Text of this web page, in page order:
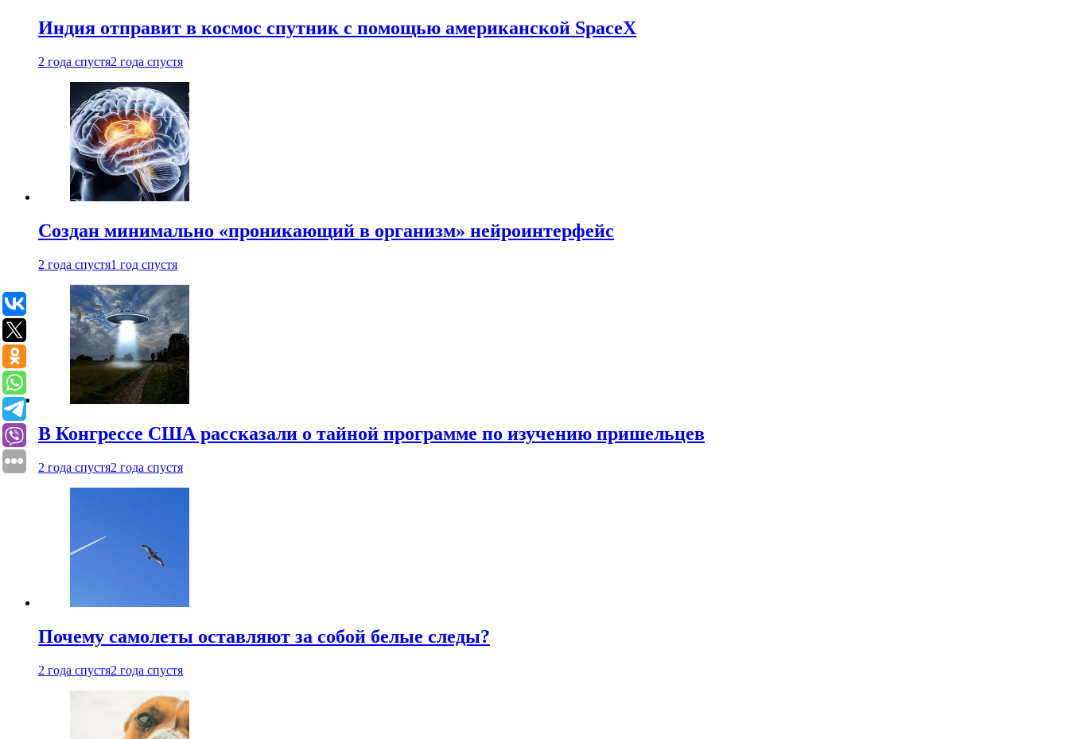
Индия отправит в космос спутник с помощью американской SpaceX
2 года спустя2 года спустя
Создан минимально «проникающий в организм» нейроинтерфейс
2 года спустя1 год спустя
В Конгрессе США рассказали о тайной программе по изучению пришельцев
2 года спустя2 года спустя
Почему самолеты оставляют за собой белые следы?
2 года спустя2 года спустя